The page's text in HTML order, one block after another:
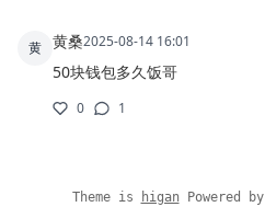
Theme is higanPowered by